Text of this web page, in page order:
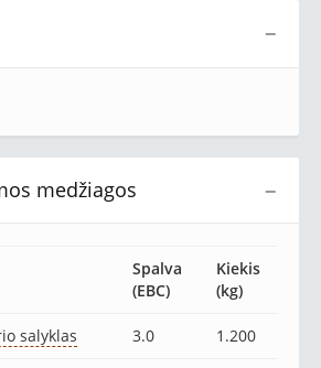
−
−
medžiagos
Spalva
(EBC)
Kiekis
(kg)
salyklas 3.0 1.200